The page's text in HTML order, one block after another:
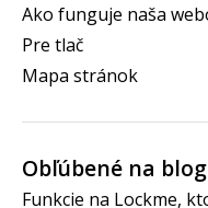
Ako funguje naša
Pre tlač
Mapa stránok
Obľúbené na
Funkcie na Lockme,